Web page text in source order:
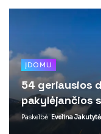
ĮDOMU
54 geriausios
pakylėjančios
Paskelbė Evelina Jakutytė